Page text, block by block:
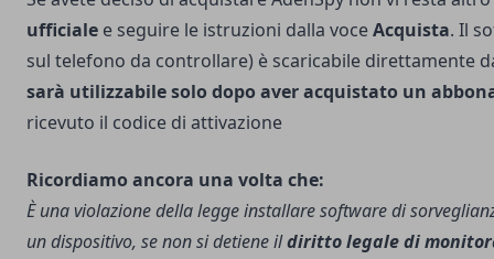
ufficiale e seguire le istruzioni dalla voceAcquista. Il
sul telefono da controllare) è scaricabile direttamente
sarà utilizzabile solo dopo aver acquistato un
ricevuto il codice di attivazione
Ricordiamo ancora una volta che:
È una violazione della legge installare software di
un dispositivo, se non si detiene ildiritto legale di